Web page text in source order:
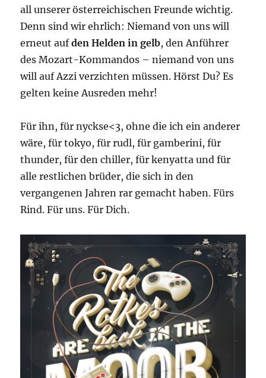
all unserer österreichischen Freunde wichtig.
Denn sind wir ehrlich: Niemand von uns will
erneut aufden Helden in gelb, den Anführer
des Mozart-Kommandos – niemand von uns
will auf Azzi verzichten müssen. Hörst Du? Es
gelten keine Ausreden mehr!
Für ihn, für nyckse<3, ohne die ich ein anderer
wäre, für tokyo, für rudl, für gamberini, für
thunder, für den chiller, für kenyatta und für
alle restlichen brüder, die sich in den
vergangenen Jahren rar gemacht haben. Fürs
Rind. Für uns. Für Dich.